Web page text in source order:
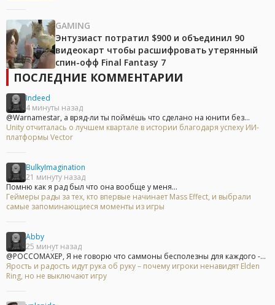
GAMING
Энтузиаст потратил $900 и объединил 90
видеокарт чтобы расшифровать утерянный
спин-офф Final Fantasy 7
ПОСЛЕДНИЕ КОММЕНТАРИИ
Indeed
4 минуты назад
@Warnamestar, а вряд-ли ты поймёшь что сделано на юнити без...
Unity отчиталась о лучшем квартале в истории благодаря успеху ИИ-
платформы Vector
BulkyImagination
21 минуту назад
Помню как я рад был что она вообще у меня...
Геймеры рады за тех, кто впервые начинает Mass Effect, и выбрали
самые запоминающиеся моменты из игры
Abby
25 минут назад
@POCCOMAXEP, Я не говорю что саммоны бесполезны для каждого -...
Ярость и радость идут рука об руку – почему игроки ненавидят Elden
Ring, но не выключают игру